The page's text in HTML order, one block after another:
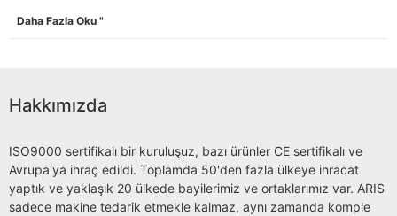
Daha Fazla Oku "
Hakkımızda
ISO9000 sertifikalı bir kuruluşuz, bazı ürünler CE sertifikalı ve
Avrupa'ya ihraç edildi. Toplamda 50'den fazla ülkeye ihracat
yaptık ve yaklaşık 20 ülkede bayilerimiz ve ortaklarımız var. ARIS
sadece makine tedarik etmekle kalmaz, aynı zamanda komple